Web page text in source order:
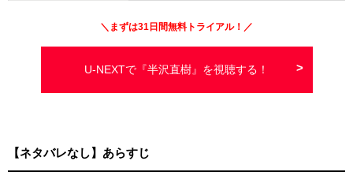
＼まずは31日間無料トライアル！／
U-NEXTで『半沢直樹』を視聴する！
【ネタバレなし】あらすじ